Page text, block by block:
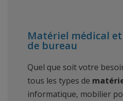
Matériel médical
de bureau
Quel que soit votre
tous les types de
informatique, mobilier